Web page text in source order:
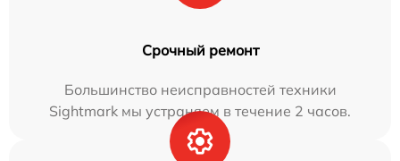
Срочный ремонт
Большинство неисправностей техники
Sightmark мы устраняем в течение 2 часов.